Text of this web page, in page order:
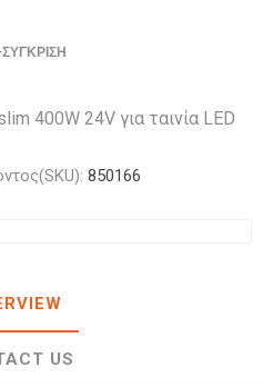
400W 24V για ταινία LED
850166
US